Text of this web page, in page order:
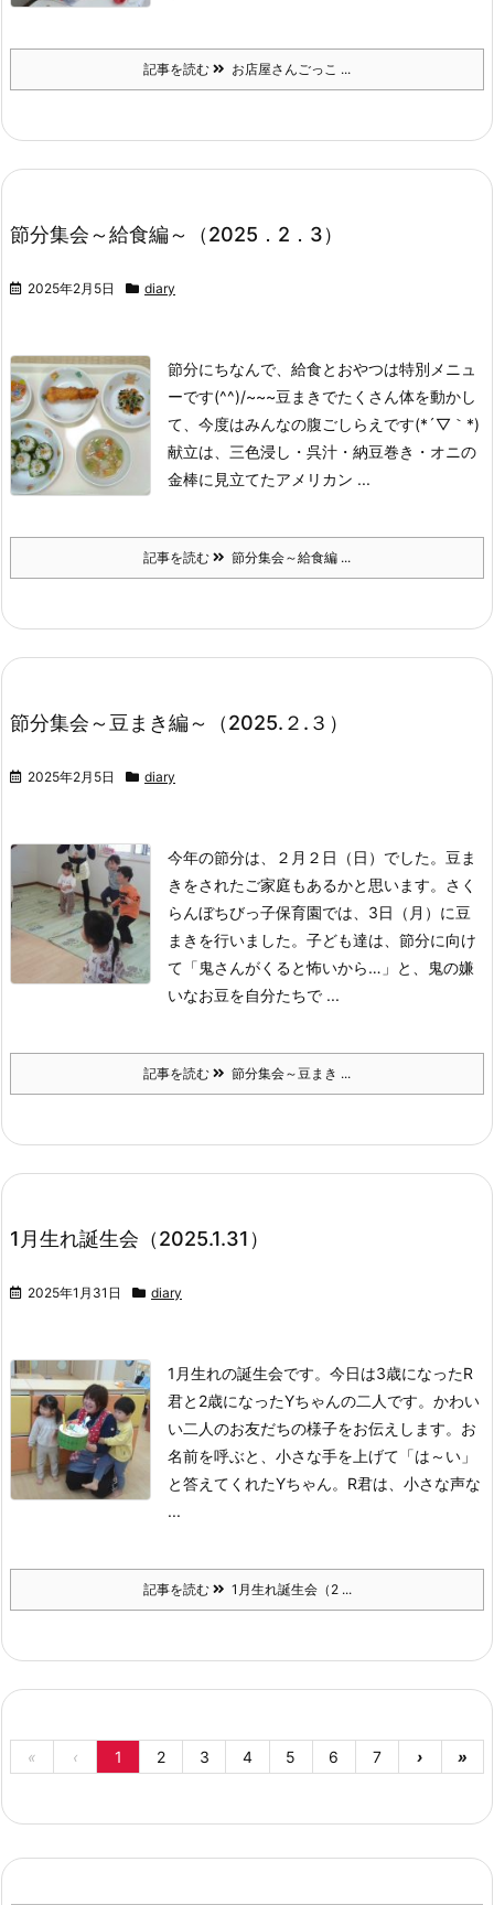
記事を読む お店屋さんごっこ ...
節分集会～給食編～（2025．2．3）
2025年2月5日 diary
節分にちなんで、給食とおやつは特別メニュ
ーです(^^)/~~~豆まきでたくさん体を動かし
て、今度はみんなの腹ごしらえです(*´▽｀*)
献立は、三色浸し・呉汁・納豆巻き・オニの
金棒に見立てたアメリカン ...
記事を読む 節分集会～給食編 ...
節分集会～豆まき編～（2025.２.３）
2025年2月5日 diary
今年の節分は、２月２日（日）でした。豆ま
きをされたご家庭もあるかと思います。さく
らんぼちびっ子保育園では、3日（月）に豆
まきを行いました。 子ども達は、節分に向け
て「鬼さんがくると怖いから…」と、鬼の嫌
いなお豆を自分たちで ...
記事を読む 節分集会～豆まき ...
1月生れ誕生会（2025.1.31）
2025年1月31日 diary
1月生れの誕生会です。今日は3歳になったR
君と2歳になったYちゃんの二人です。かわい
い二人のお友だちの様子をお伝えします。 お
名前を呼ぶと、小さな手を上げて「は～い」
と答えてくれたYちゃん。 R君は、小さな声な
...
記事を読む 1月生れ誕生会（2 ...
« ‹ 1 2 3 4 5 6 7 › »